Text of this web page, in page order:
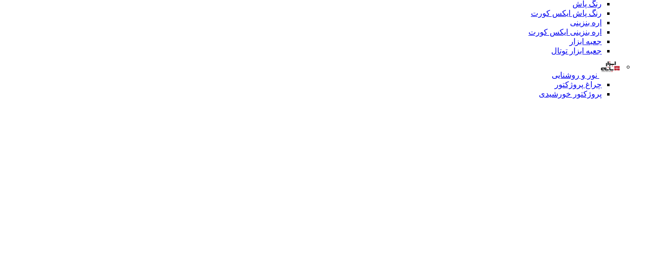
رنگ پاش
رنگ پاش ایکس کورت
اره بنزینی
اره بنزینی ایکس کورت
جعبه ابزار
جعبه ابزار توتال
نور و روشنایی
چراغ پروژکتور
پروژکتور خورشیدی